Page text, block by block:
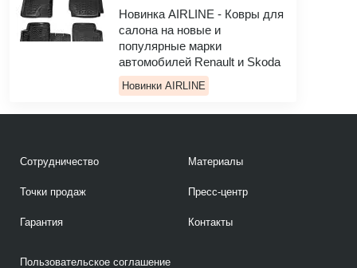
Новинка AIRLINE - Ковры для
салона на новые и
популярные марки
автомобилей Renault и Skoda
Новинки AIRLINE
Сотрудничество
Точки продаж
Гарантия
Материалы
Пресс-центр
Контакты
Пользовательское соглашение